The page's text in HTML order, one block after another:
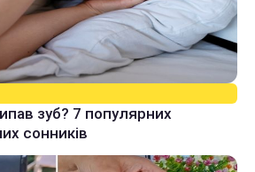
зуб? 7 популярних
сонників